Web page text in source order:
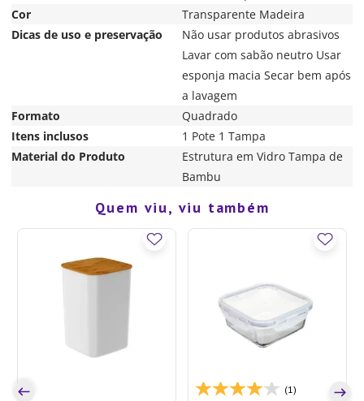
Cor
Transparente Madeira
Dicas de uso e preservação
Não usar produtos abrasivos
Lavar com sabão neutro Usar
esponja macia Secar bem após
a lavagem
Formato
Quadrado
Itens inclusos
1 Pote 1 Tampa
Material do Produto
Estrutura em Vidro Tampa de
Bambu
Quem viu, viu também
(1)